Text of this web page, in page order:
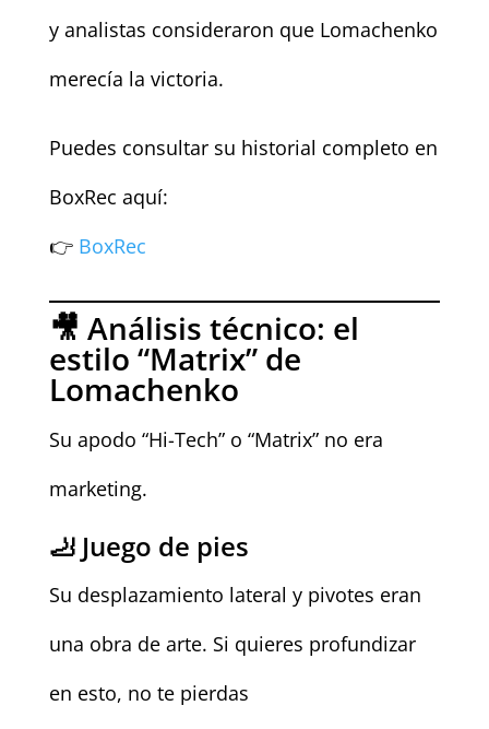
y analistas consideraron que Lomachenko
merecía la victoria.
Puedes consultar su historial completo en
BoxRec aquí:
👉 BoxRec
🎥 Análisis técnico: el
estilo “Matrix” de
Lomachenko
Su apodo “Hi-Tech” o “Matrix” no era
marketing.
🦶 Juego de pies
Su desplazamiento lateral y pivotes eran
una obra de arte. Si quieres profundizar
en esto, no te pierdas